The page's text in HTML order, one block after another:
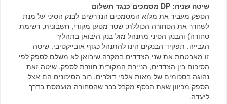
שיטה שניה: DP מסמכים כנגד תשלום
הספק מעביר את מלוא המסמכים הנדרשים לבנק הסיני על מנת
לשחרר את הסחורה הכוללת: שטר מטען מקורי, חשבונית, רשימת
סחורה) והבנק הסיני מתנהל מול בנק היבואן בתהליך
הגבייה. תפקיד הבנקים הינו להתנהל כגוף אובייקטיבי. שיטה
זו מאבטחת את שני הצדדים במקרה שיבואן לא משלם לספק לפי
הסיכום בין הצדדים, הניירת המקורית חוזרת לספק. שיטה זאת
נהוגה בסכומים של מאות אלפי דולרים, רוב הסיכונים הם אצל
הספק מכיוון שאת הכסף מקבל כבר שהסחורה מועמסת בדרך
ליעדה.